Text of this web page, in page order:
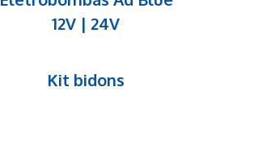
12V | 24V
Kit bidons